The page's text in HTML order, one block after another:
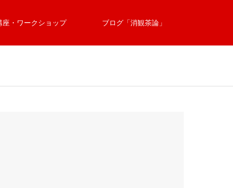
座・ワークショップ ブログ「消観茶論」